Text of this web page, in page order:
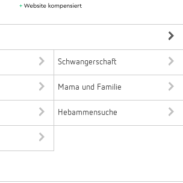
Schwangerschaft
Mama und Familie
Hebammensuche